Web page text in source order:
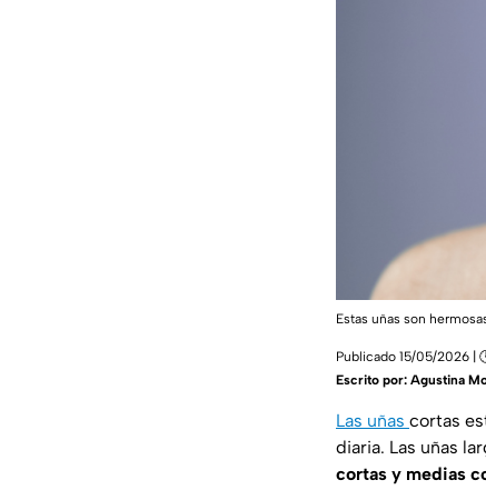
Estas uñas son
Publicado 15/05/2026 |
Escrito por: Agustina
Las uñas cortas
diaria. Las uñas
cortas y medias